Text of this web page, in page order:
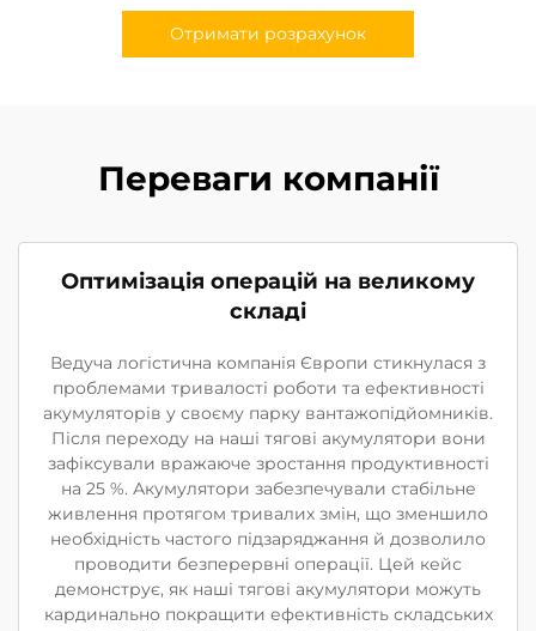
Отримати розрахунок
Переваги компанії
Оптимізація операцій на великому
складі
Ведуча логістична компанія Європи стикнулася з
проблемами тривалості роботи та ефективності
акумуляторів у своєму парку вантажопідйомників.
Після переходу на наші тягові акумулятори вони
зафіксували вражаюче зростання продуктивності
на 25 %. Акумулятори забезпечували стабільне
живлення протягом тривалих змін, що зменшило
необхідність частого підзаряджання й дозволило
проводити безперервні операції. Цей кейс
демонструє, як наші тягові акумулятори можуть
кардинально покращити ефективність складських